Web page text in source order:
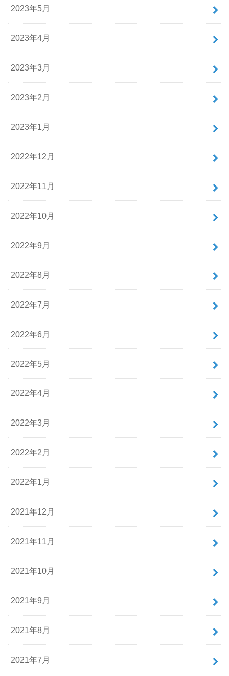
2023年5月
2023年4月
2023年3月
2023年2月
2023年1月
2022年12月
2022年11月
2022年10月
2022年9月
2022年8月
2022年7月
2022年6月
2022年5月
2022年4月
2022年3月
2022年2月
2022年1月
2021年12月
2021年11月
2021年10月
2021年9月
2021年8月
2021年7月